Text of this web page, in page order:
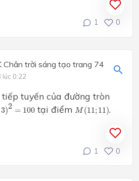
1 0
Chân trời sáng tạo trang 74
lúc 0:22
tuyến của đường tròn
3)2 = 100 tại điểm M (11;11)
M(11 ;11 ).
1 0